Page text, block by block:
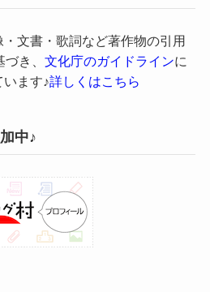
文書・歌詞など著作物の引用
き、 文化庁のガイドラインに
ます♪詳しくはこちら
中♪